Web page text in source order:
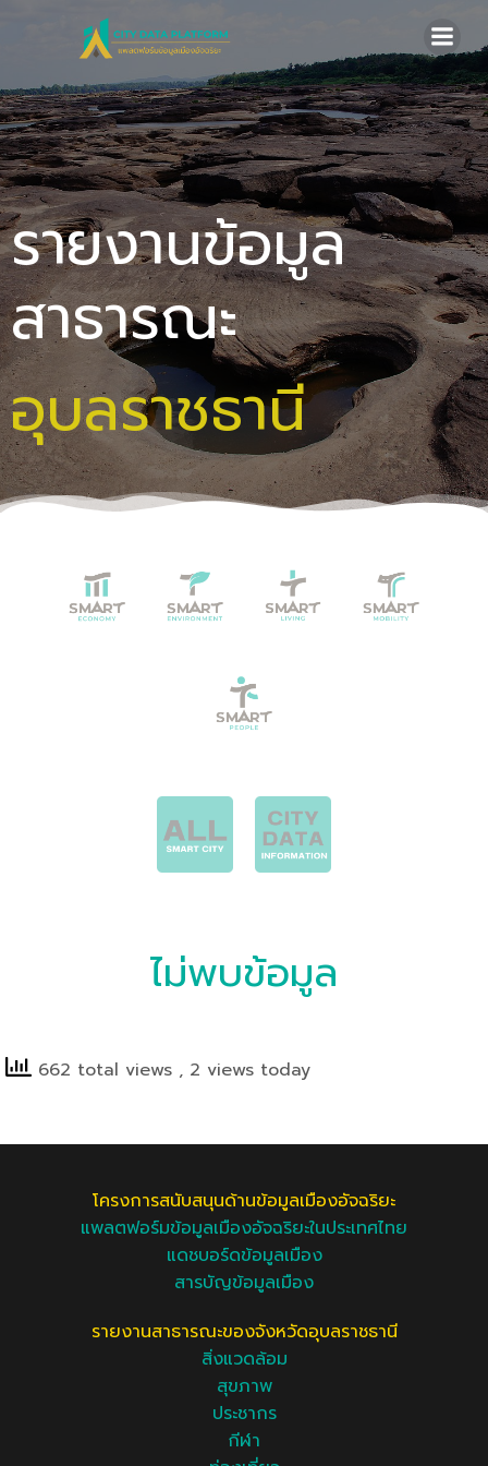
content
รายงานข้อมูล
สาธารณะ
อุบลราชธานี
ไม่พบข้อมูล
662 total views , 2 views today
โครงการสนับสนุนด้านข้อมูลเมืองอัจฉริยะ
แพลตฟอร์มข้อมูลเมืองอัจฉริยะในประเทศไทย
แดชบอร์ดข้อมูลเมือง
สารบัญข้อมูลเมือง
รายงานสาธารณะของจังหวัดอุบลราชธานี
สิ่งแวดล้อม
สุขภาพ
ประชากร
กีฬา